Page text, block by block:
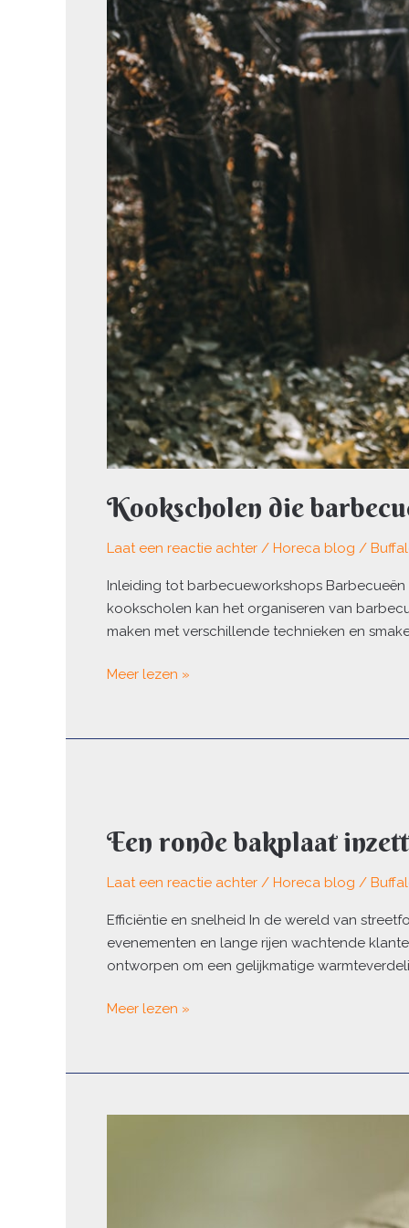
Kookscholen die
Laat een reactie achter / Horeca blog /
Inleiding tot barbecueworkshops
kookscholen kan het organiseren van
maken met verschillende technieken en
barbecueworkshops
voor
studenten
willen
organiseren
Meer lezen »
Een ronde bakplaat
Laat een reactie achter / Horeca blog /
Efficiëntie en snelheid In de wereld van
evenementen en lange rijen wachtende
ontworpen om een gelijkmatige
bakplaat
inzetten
voor
streetfoodservice
Meer lezen »